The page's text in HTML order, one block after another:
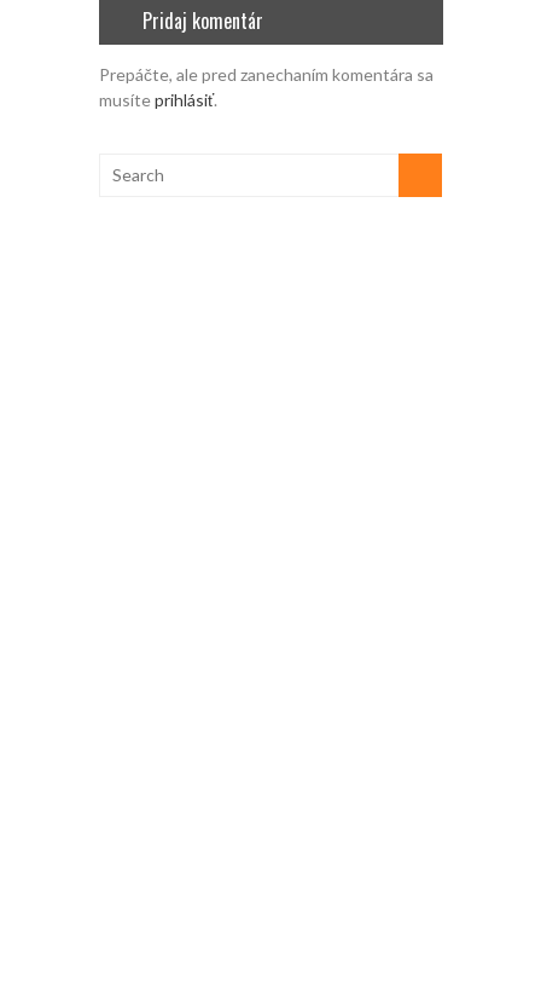
Pridaj komentár
Prepáčte, ale pred zanechaním komentára sa
musíteprihlásiť.